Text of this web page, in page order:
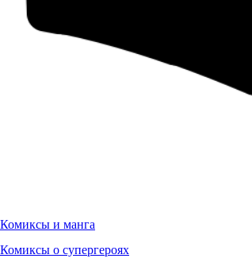
Комиксы и манга
Комиксы о супергероях